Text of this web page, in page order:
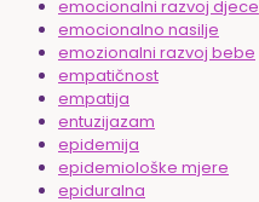
emocionalni razvoj djece
emocionalno nasilje
emozionalni razvoj bebe
empatičnost
empatija
entuzijazam
epidemija
epidemiološke mjere
epiduralna